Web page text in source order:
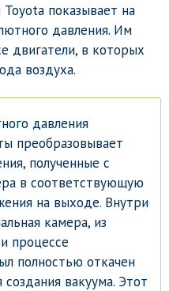
показывает на
давления. Им
двигатели, в которых
воздуха.
давления
преобразовывает
полученные с
в соответствующую
на выходе. Внутри
камера, из
процессе
полностью откачен
вакуума. Этот